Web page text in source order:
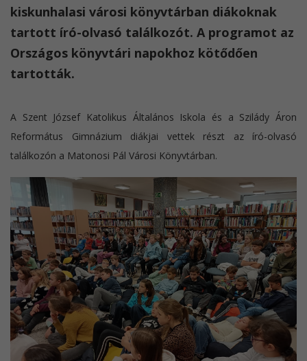
kiskunhalasi városi könyvtárban diákoknak
tartott író-olvasó találkozót. A programot az
Országos könyvtári napokhoz kötődően
tartották.
A Szent József Katolikus Általános Iskola és a Szilády Áron
Református Gimnázium diákjai vettek részt az író-olvasó
találkozón a Matonosi Pál Városi Könyvtárban.